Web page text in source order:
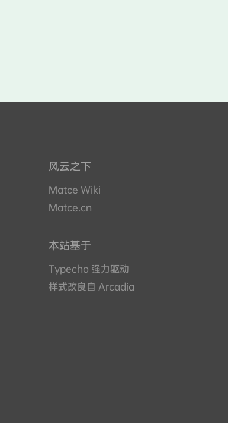
风云之下
Matce Wiki
Matce.cn
本站基于
Typecho 强力驱动
样式改良自 Arcadia